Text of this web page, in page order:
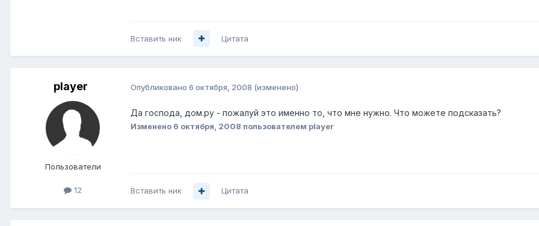
Вставить ник Цитата
player
Пользователи
12
Опубликовано 6 октября, 2008 (изменено)
Да господа, дом.ру - пожалуй это именно то, что мне нужно. Что можете подсказать?
Изменено 6 октября, 2008 пользователем player
Вставить ник Цитата